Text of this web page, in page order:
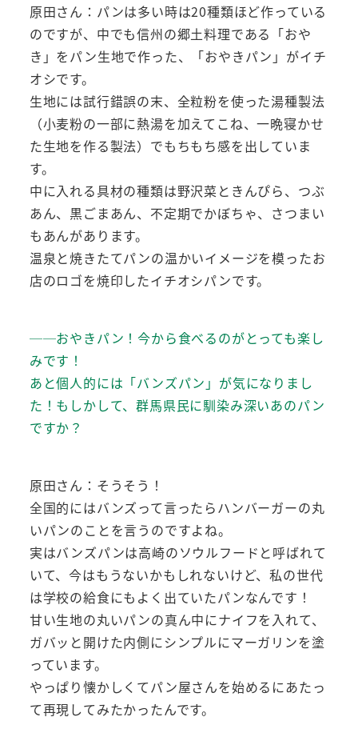
原田さん：パンは多い時は20種類ほど作っている
のですが、中でも信州の郷土料理である「おや
き」をパン生地で作った、「おやきパン」がイチ
オシです。
生地には試行錯誤の末、全粒粉を使った湯種製法
（小麦粉の一部に熱湯を加えてこね、一晩寝かせ
た生地を作る製法）でもちもち感を出していま
す。
中に入れる具材の種類は野沢菜ときんぴら、つぶ
あん、黒ごまあん、不定期でかぼちゃ、さつまい
もあんがあります。
温泉と焼きたてパンの温かいイメージを模ったお
店のロゴを焼印したイチオシパンです。
──おやきパン！今から食べるのがとっても楽し
みです！
あと個人的には「バンズパン」が気になりまし
た！もしかして、群馬県民に馴染み深いあのパン
ですか？
原田さん：そうそう！
全国的にはバンズって言ったらハンバーガーの丸
いパンのことを言うのですよね。
実はバンズパンは高崎のソウルフードと呼ばれて
いて、今はもうないかもしれないけど、私の世代
は学校の給食にもよく出ていたパンなんです！
甘い生地の丸いパンの真ん中にナイフを入れて、
ガバッと開けた内側にシンプルにマーガリンを塗
っています。
やっぱり懐かしくてパン屋さんを始めるにあたっ
て再現してみたかったんです。